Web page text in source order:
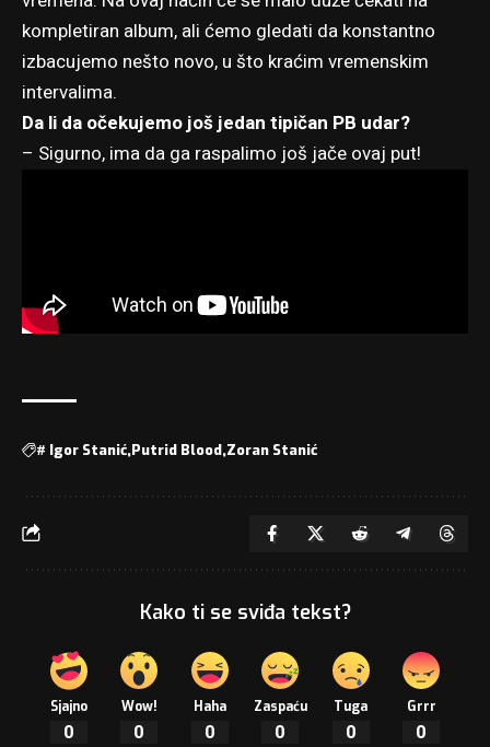
kompletiran album, ali ćemo gledati da konstantno
izbacujemo nešto novo, u što kraćim vremenskim
intervalima.
Da li da očekujemo još jedan tipičan PB udar?
– Sigurno, ima da ga raspalimo još jače ovaj put!
# Igor Stanić Putrid Blood Zoran Stanić
Kako ti se sviđa tekst?
Sjajno
0
Wow!
0
Haha
0
Zaspaću
0
Tuga
0
Grrr
0